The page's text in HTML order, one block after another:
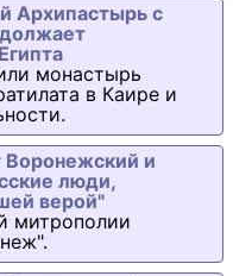
Архипастырь с
монастырь
в Каире и
Воронежский и
люди,
верой"
митрополии